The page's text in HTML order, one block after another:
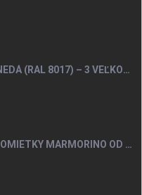
UNIVERZÁLNA GUMOVÁ FARBA – HNEDÁ (RAL 8017) – 3 VEĽKOSTI BALENIA
KOMPLETNÁ SADA DEKORATÍVNEJ OMIETKY MARMORINO OD 4M2